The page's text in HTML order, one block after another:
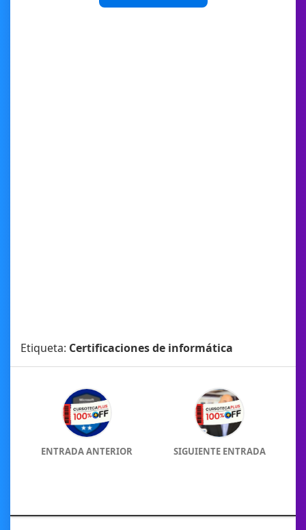
Etiqueta: Certificaciones de informática
ENTRADA ANTERIOR SIGUIENTE ENTRADA